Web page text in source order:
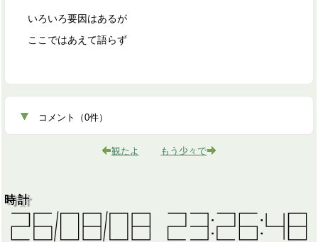
いろいろ要因はあるが
ここではあえて語らず
コメント （0件）
観たよ もう少々で
時計